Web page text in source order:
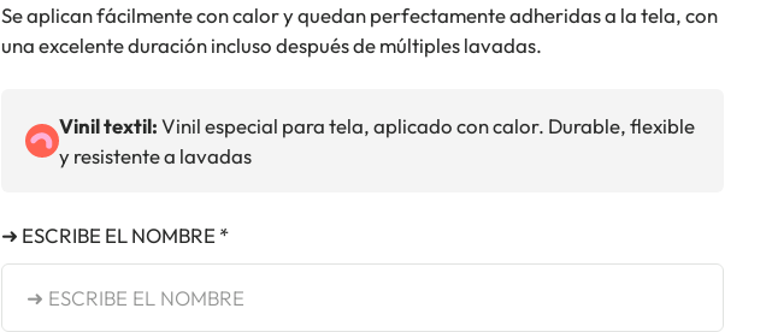
Se aplican fácilmente con calor y quedan perfectamente adheridas a la tela, con
una excelente duración incluso después de múltiples lavadas.
Vinil textil:Vinil especial para tela, aplicado con calor. Durable, flexible
y resistente a lavadas
➜ ESCRIBE EL NOMBRE *